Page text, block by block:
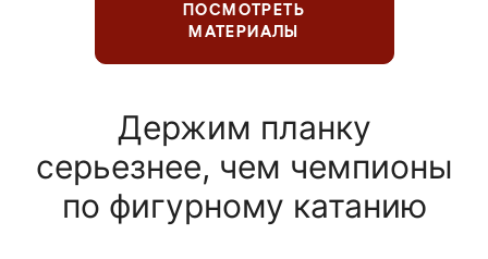
ПОСМОТРЕТЬ
МАТЕРИАЛЫ
Держим планку
серьезнее, чем чемпионы
по фигурному катанию